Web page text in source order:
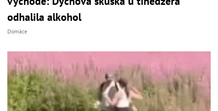
odhalila alkohol
Domáce